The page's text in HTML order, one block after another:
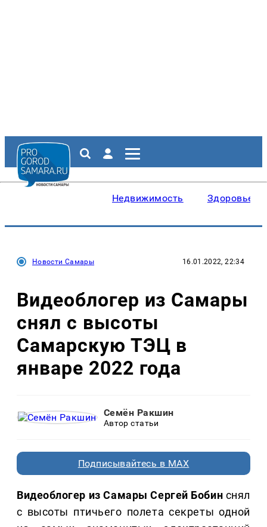
Недвижимость Здоровье
Новости Самары 16.01.2022, 22:34
Видеоблогер из Самары
снял с высоты
Самарскую ТЭЦ в
январе 2022 года
Семён Ракшин
Автор статьи
Подписывайтесь в MAX
Видеоблогер из Самары Сергей Бобин снял
с высоты птичьего полета секреты одной